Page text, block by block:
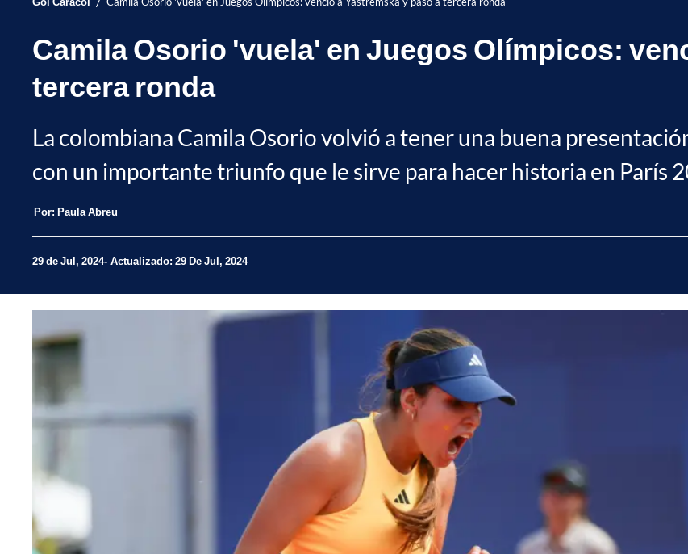
Camila Osorio 'vuela' en Juegos Olímpicos:
tercera ronda
La colombiana Camila Osorio volvió a tener una buena
con un importante triunfo que le sirve para hacer historia en París
Por: Paula Abreu
29 de Jul, 2024 Actualizado: 29 De Jul, 2024